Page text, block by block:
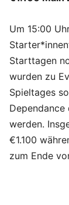
Um 15:00
Starttagen
wurden zu
Spieltages
Dependance
werden.
€1.100
zum Ende